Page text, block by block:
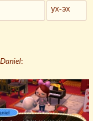
ух-эх
Daniel: